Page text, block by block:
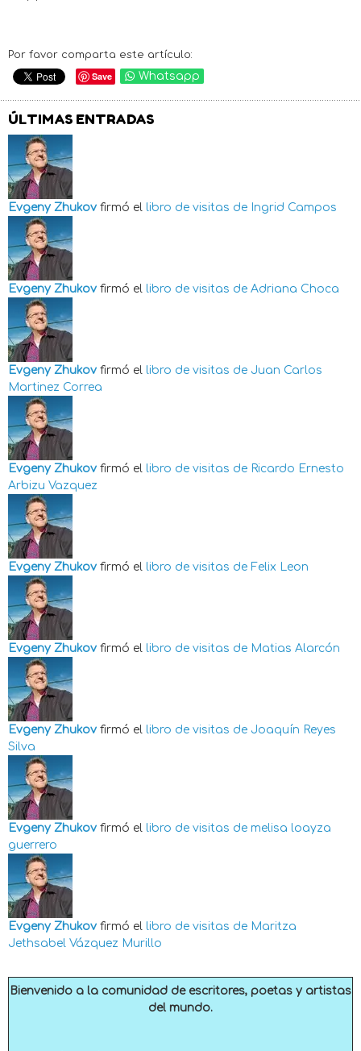
Por favor comparta este artículo:
Save Whatsapp
ÚLTIMAS ENTRADAS
Evgeny Zhukov firmó el libro de visitas de Ingrid Campos
Evgeny Zhukov firmó el libro de visitas de Adriana Choca
Evgeny Zhukov firmó el libro de visitas de Juan Carlos
Martinez Correa
Evgeny Zhukov firmó el libro de visitas de Ricardo Ernesto
Arbizu Vazquez
Evgeny Zhukov firmó el libro de visitas de Felix Leon
Evgeny Zhukov firmó el libro de visitas de Matias Alarcón
Evgeny Zhukov firmó el libro de visitas de Joaquín Reyes
Silva
Evgeny Zhukov firmó el libro de visitas de melisa loayza
guerrero
Evgeny Zhukov firmó el libro de visitas de Maritza
Jethsabel Vázquez Murillo
Bienvenido a la comunidad de escritores, poetas y artistas
del mundo.